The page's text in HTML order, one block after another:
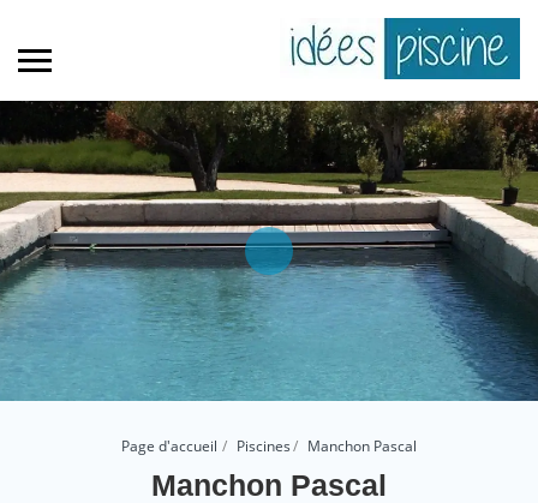
Page d'accueil Piscines Manchon Pascal
Manchon Pascal